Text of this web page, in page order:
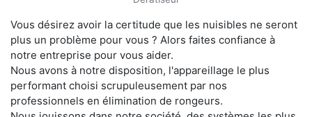
Vous désirez avoir la certitude que les nuisibles ne seront
plus un problème pour vous ? Alors faites confiance à
notre entreprise pour vous aider.
Nous avons à notre disposition, l'appareillage le plus
performant choisi scrupuleusement par nos
professionnels en élimination de rongeurs.